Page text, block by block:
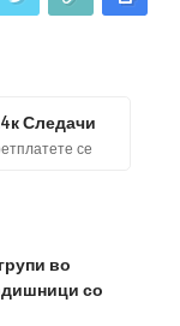
Следачи
се
во
со